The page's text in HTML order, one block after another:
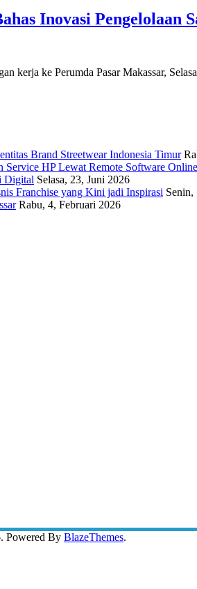
Inovasi Pengelolaan
ke Perumda Pasar Makassar,
Brand Streetwear Indonesia Timur
HP Lewat Remote Software Online
Digital Selasa, 23, Juni 2026
Franchise yang Kini jadi Inspirasi Senin,
Rabu, 4, Februari 2026
Powered By BlazeThemes.